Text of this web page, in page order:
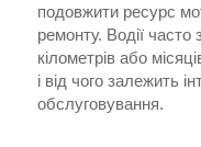
подовжити ресурс
ремонту. Водії часто
кілометрів або
і від чого залежить
обслуговування.